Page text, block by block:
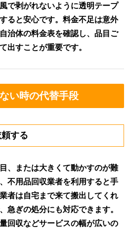
で剥がれないように透明テープ
ると安心です。料金不足は意外
治体の料金表を確認し、品目ご
出すことが重要です。
い時の代替手段
する
、または大きくて動かすのが難
不用品回収業者を利用すると手
者は自宅まで来て搬出してくれ
急ぎの処分にも対応できます。
回収などサービスの幅が広いの